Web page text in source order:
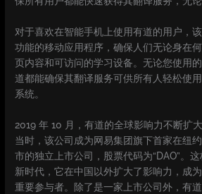
对于喜欢在智能手机上使用有道的用户，
功能的移动应用程序，确保人们无论身在
页内容和可访问的学习设备。无论您使用
道都能确保其翻译服务可供所有人轻松使
系统。
2019 年 10 月，有道的全球影响力不断扩
当时，该公司成为网易集团旗下首家在纽
市的独立上市公司，股票代码为“DAO”。
新时代，它在中国以外扩大了影响力，成
重要参与者。除了是一家上市公司外，有